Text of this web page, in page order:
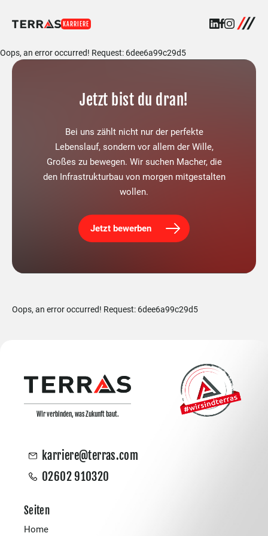
KARRIERE
Oops, an error occurred! Request: 6dee6a99c29d5
Jetzt bist du dran!
Bei uns zählt nicht nur der perfekte
Lebenslauf, sondern vor allem der Wille,
Großes zu bewegen. Wir suchen Macher, die
den Infrastrukturbau von morgen mitgestalten
wollen.
Jetzt bewerben
Oops, an error occurred! Request: 6dee6a99c29d5
Wir verbinden, was Zukunft baut.
karriere@terras.com
02602 910320
Seiten
Home